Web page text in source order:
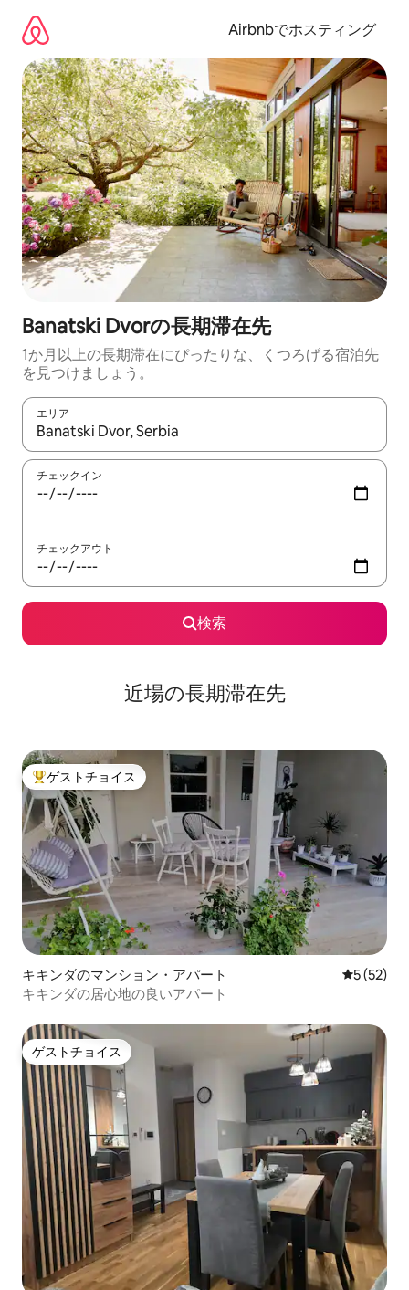
Airbnbでホスティング
Banatski Dvorの長期滞在先
1か月以上の長期滞在にぴったりな、くつろげる宿泊先
を見つけましょう。
エリア
検索結果が表示されたら、上下の矢印キーを使って移動するか
チェックイン
チェックアウト
検索
近場の長期滞在先
大好評のゲストチョイスです。
ゲストチョイス
キキンダのマンション・アパート レビュー
5 (52)
キキンダの居心地の良いアパート
ゲストチョイス
ゲストチョイス